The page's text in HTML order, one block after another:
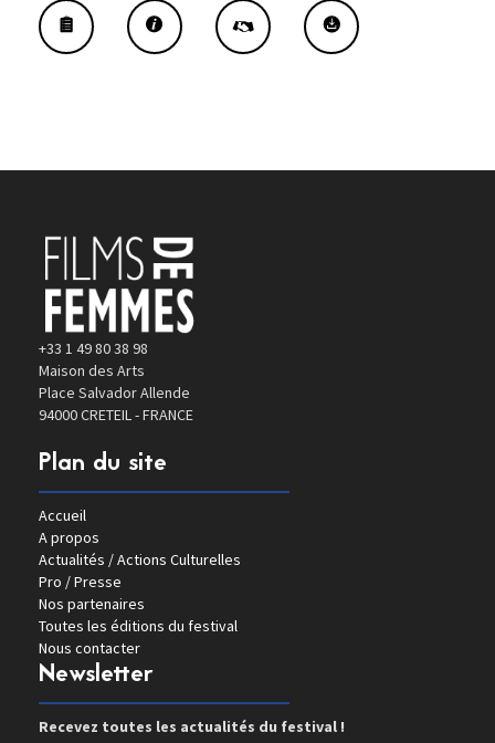
+33 1 49 80 38 98
Maison des Arts
Place Salvador Allende
94000 CRETEIL - FRANCE
Plan du site
Accueil
A propos
Actualités / Actions Culturelles
Pro / Presse
Nos partenaires
Toutes les éditions du festival
Nous contacter
Newsletter
Recevez toutes les actualités du festival !